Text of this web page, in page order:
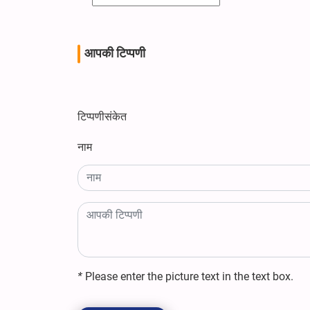
आपकी टिप्पणी
टिप्पणीसंकेत
नाम
* Please enter the picture text in the text box.